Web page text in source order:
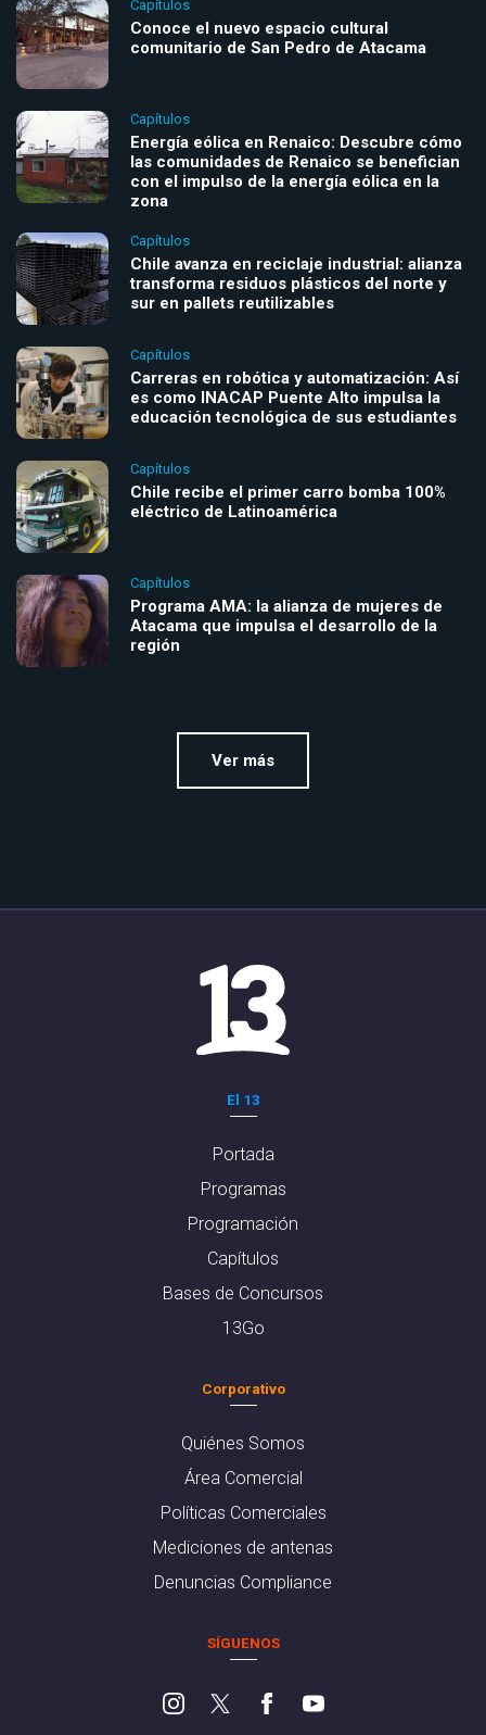
Capítulos
Conoce el nuevo espacio cultural
comunitario de San Pedro de Atacama
Capítulos
Energía eólica en Renaico: Descubre cómo
las comunidades de Renaico se benefician
con el impulso de la energía eólica en la
zona
Capítulos
Chile avanza en reciclaje industrial: alianza
transforma residuos plásticos del norte y
sur en pallets reutilizables
Capítulos
Carreras en robótica y automatización: Así
es como INACAP Puente Alto impulsa la
educación tecnológica de sus estudiantes
Capítulos
Chile recibe el primer carro bomba 100%
eléctrico de Latinoamérica
Capítulos
Programa AMA: la alianza de mujeres de
Atacama que impulsa el desarrollo de la
región
Ver más
El 13
Portada
Programas
Programación
Capítulos
Bases de Concursos
13Go
Corporativo
Quiénes Somos
Área Comercial
Políticas Comerciales
Mediciones de antenas
Denuncias Compliance
SÍGUENOS